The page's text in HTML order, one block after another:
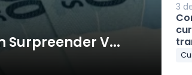
Surpreender V...
3